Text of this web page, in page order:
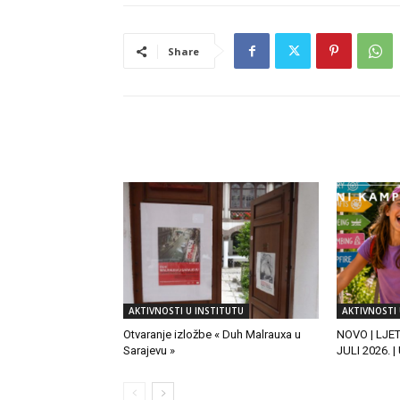
Share
AKTIVNOSTI U INSTITUTU
Otvaranje izložbe « Duh Malrauxa u
Sarajevu »
AKTIVNOSTI
NOVO |
JULI 2026. |